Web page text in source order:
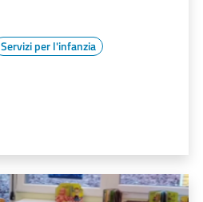
Servizi per l'infanzia